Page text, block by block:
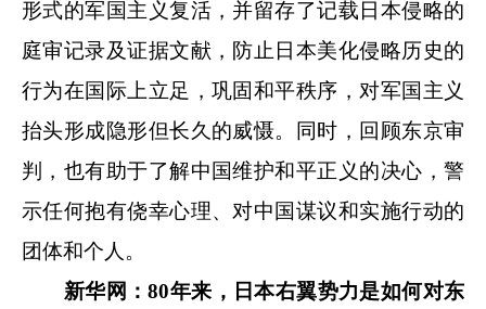
形式的军国主义复活，并留存了记载日本侵略的
庭审记录及证据文献，防止日本美化侵略历史的
行为在国际上立足，巩固和平秩序，对军国主义
抬头形成隐形但长久的威慑。同时，回顾东京审
判，也有助于了解中国维护和平正义的决心，警
示任何抱有侥幸心理、对中国谋议和实施行动的
团体和个人。
新华网：80年来，日本右翼势力是如何对东